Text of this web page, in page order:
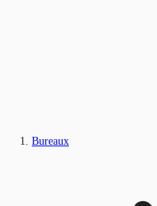
Bureaux